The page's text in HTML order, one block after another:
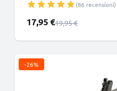
aspiratore
(86 recensioni)
Prezzo speciale
17,95 €Prezzo normale
19,95 €
-26%